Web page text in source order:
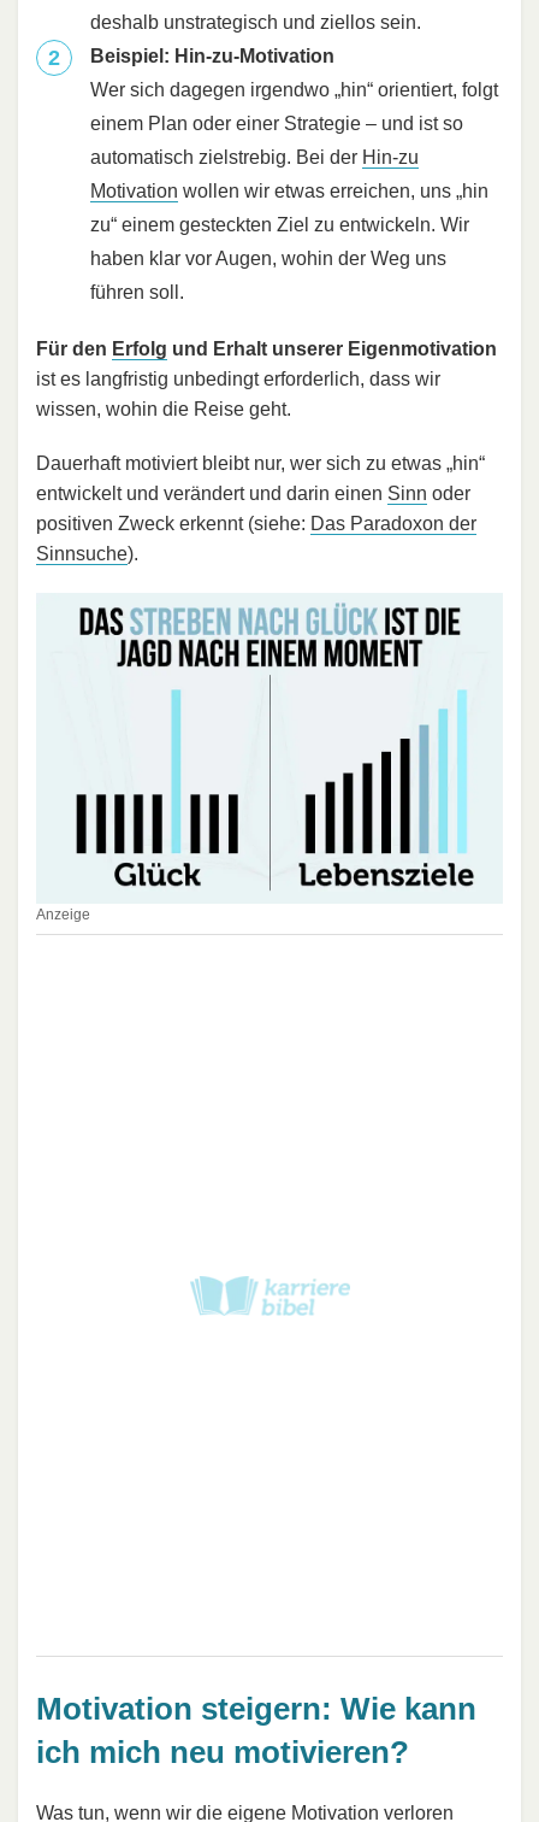
deshalb unstrategisch und ziellos sein.
Beispiel: Hin-zu-Motivation
Wer sich dagegen irgendwo „hin“ orientiert, folgt
einem Plan oder einer Strategie – und ist so
automatisch zielstrebig. Bei der Hin-zu
Motivation wollen wir etwas erreichen, uns „hin
zu“ einem gesteckten Ziel zu entwickeln. Wir
haben klar vor Augen, wohin der Weg uns
führen soll.
Für den Erfolg und Erhalt unserer Eigenmotivation
ist es langfristig unbedingt erforderlich, dass wir
wissen, wohin die Reise geht.
Dauerhaft motiviert bleibt nur, wer sich zu etwas „hin“
entwickelt und verändert und darin einen Sinn oder
positiven Zweck erkennt (siehe: Das Paradoxon der
Sinnsuche).
Anzeige
Motivation steigern: Wie kann
ich mich neu motivieren?
Was tun, wenn wir die eigene Motivation verloren